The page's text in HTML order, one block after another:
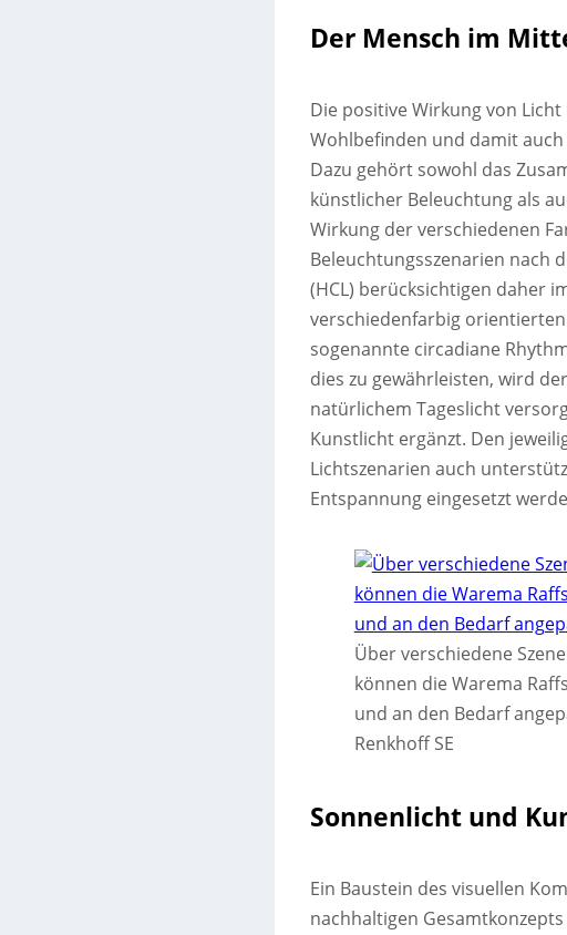
Der Mensch im
Die positive Wirkung von
Wohlbefinden und damit
Dazu gehört sowohl das
künstlicher Beleuchtung als
Wirkung der verschiedenen
Beleuchtungsszenarien nach
(HCL) berücksichtigen daher
verschiedenfarbig
sogenannte circadiane
dies zu gewährleisten, wird
natürlichem Tageslicht
Kunstlicht ergänzt. Den
Lichtszenarien auch
Entspannung eingesetzt
Über verschiedene
können die Warema
und an den Bedarf
Renkhoff SE
Sonnenlicht und
Ein Baustein des visuellen
nachhaltigen